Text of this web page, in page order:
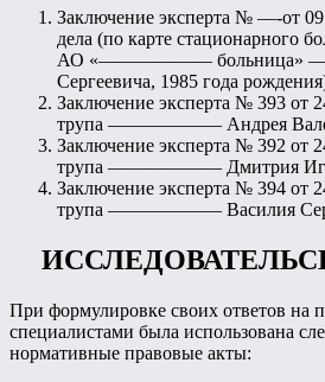
Заключение эксперта № —-от
дела (по карте стационарного
АО «—————— больница»
Сергеевича, 1985 года
Заключение эксперта № 393 от
трупа —————— Андрея
Заключение эксперта № 392 от
трупа —————— Дмитрия
Заключение эксперта № 394 от
трупа —————— Василия
При формулировке своих ответов на
специалистами была использована
нормативные правовые акты: